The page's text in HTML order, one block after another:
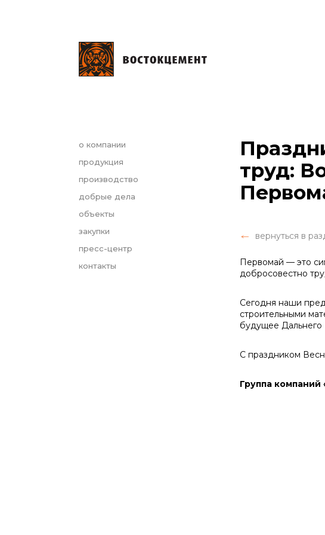
о компании
продукция
производство
добрые дела
объекты
закупки
пресс-центр
контакты
труд:
вернуться в
Первомай — это
добросовестно
Сегодня наши
строительными
будущее Дальнего
С праздником
Группа компаний